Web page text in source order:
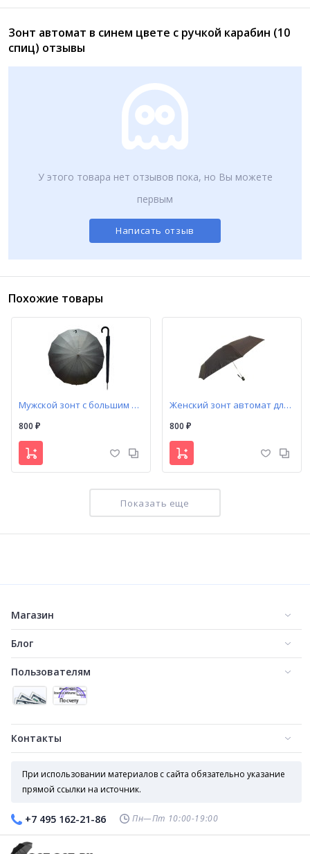
Зонт автомат в синем цвете с ручкой карабин (10
спиц) отзывы
У этого товара нет отзывов пока, но Вы можете
первым
Написать отзыв
Похожие товары
Мужской зонт с большим куполом 16 спиц (126B)
800 ₽
Женский зонт автомат для дамской сумочки арт. 710
800 ₽
Зонт автомат в сером цвете с ручкой карабин (10 спиц)
Показать еще
Магазин
Блог
Пользователям
Контакты
При использовании материалов с сайта обязательно указание
прямой ссылки на источник.
+7 495 162-21-86 Пн—Пт 10:00-19:00